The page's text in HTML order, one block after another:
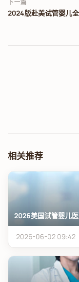
下一篇
2024版赴美试管婴儿
相关推荐
2026美国试管婴儿
2026-06-02 09:42